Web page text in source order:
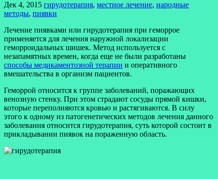
Дек 4, 2015 гирудотерапия, местное лечение, народные
методы, пиявки
Лечение пиявками или гирудотерапия при геморрое
применяется для лечения наружной локализации
геморроидальных шишек. Метод используется с
незапамятных времен, когда еще не были разработаны
способы медикаментозной терапии и оперативного
вмешательства в организм пациентов.
Геморрой относится к группе заболеваний, поражающих
венозную стенку. При этом страдают сосуды прямой кишки,
которые переполняются кровью и растягиваются. В силу
этого к одному из патогенетических методов лечения данного
заболевания относится гирудотерапия, суть которой состоит в
прикладывании пиявок на пораженную область.